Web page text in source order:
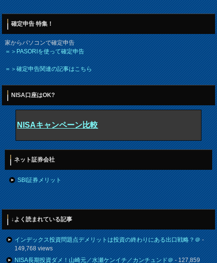
確定申告 特集！
家からパソコンで確定申告
＝＞PASORIを使って確定申告
＝＞確定申告関連の記事はこちら
NISA口座はOK?
NISAキャンペーン比較
ネット証券会社
SBI証券メリット
↓よく読まれている記事
インデックス投資問題点デメリットは投資の終わりにある出口戦略？＠-
149,768 views
NISA長期投資ダメ！山崎元／水瀬ケンイチ／カンチュンド＠- 127,859